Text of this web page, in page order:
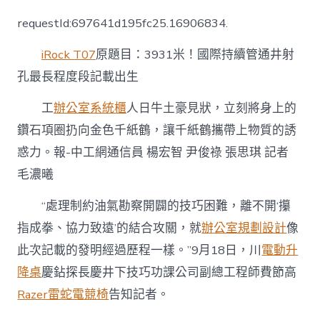
國
際
持
續
井
射
孔
億
嵐
設
計
最
長
程
度
requestId:697641d195fc25.16906834.
iRock T07原題目：3931米！國際持續管通井射
孔最長程度段記載出生
工辦公室系統櫃人日牛土豪見狀，立刻將身上的
鑽石項圈扔向金色千紙鶴，讓千紙鶴攜帶上物質的誘
惑力。報-中工網通信員 楊宏智 尹俊祿 張思琪 記者
毛濃曦
“處理制約油氣勘察開闢的技巧困難，離不開‘攥
指成拳、協力致遠’的結合攻關，就辦公室規劃設計像
此次記載的發明經過歷程一樣。”9月18日，川電動升
降桌慶鉆探長慶井下技巧功課公司副總工程師費節高
Razer雷蛇電競椅告知記者。